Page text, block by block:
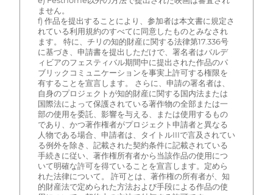
ません。
f) 作品を提出することにより、参加者は本文書に規定さ
れている利用規約のすべてに同意したものとみなされ
ます。 特に、チリの知的財産に関する法律第17.336号
に基づき、申請書を提出しただけで、署名者はバルデ
ィビアのフェスティバル期間中に提出された作品のパ
ブリックコミュニケーションを事実上許可する権限を
有することを宣言します。 さらに、申請の署名者は、
自身のプロジェクトが知的財産に関する国内法または
国際法によって保護されている著作物の全部または一
部の使用を委託、影響を与える、または使用するもの
であり、かつ著作権者がプロジェクト申請者と異なる
人物である場合、申請者は、タイトルIIIで言及されてい
る例外を除き、記載された契約条件に記載されている
手続きに従い、著作権所有者から当該作品の使用につ
いて明確な許可を得ていることを宣言します。定めら
れた法律について。 許可とは、著作権の所有者が、知
的財産法で定められた方法および手段による作品の使